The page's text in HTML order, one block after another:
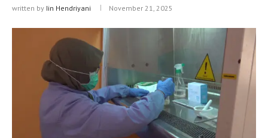
written by Iin Hendriyani November 21, 2025